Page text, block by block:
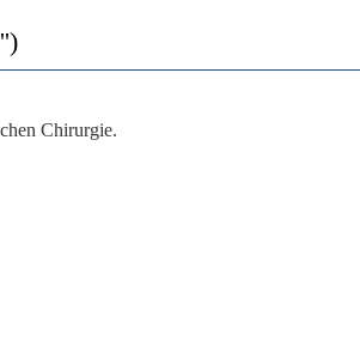
Chirurgie.